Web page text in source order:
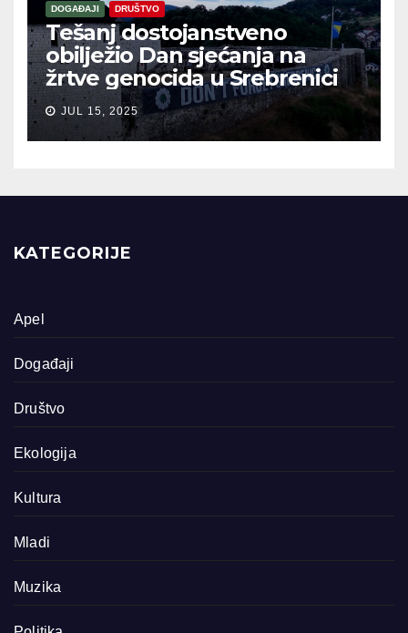
DOGAĐAJI DRUŠTVO
Tešanj dostojanstveno
obilježio Dan sjećanja na
žrtve genocida u Srebrenici
JUL 15, 2025
KATEGORIJE
Apel
Događaji
Društvo
Ekologija
Kultura
Mladi
Muzika